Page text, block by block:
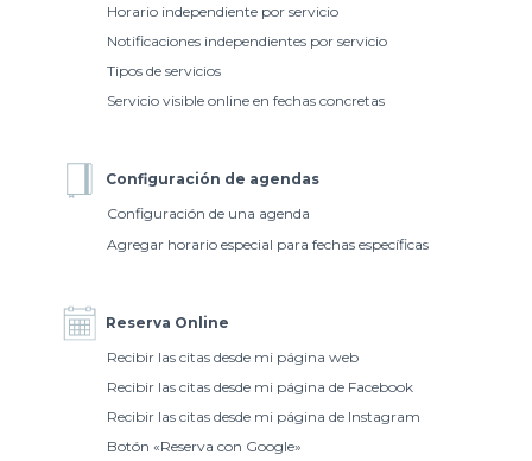
Horario independiente por servicio
Notificaciones independientes por servicio
Tipos de servicios
Servicio visible online en fechas concretas
Configuración de agendas
Configuración de una agenda
Agregar horario especial para fechas específicas
Reserva Online
Recibir las citas desde mi página web
Recibir las citas desde mi página de Facebook
Recibir las citas desde mi página de Instagram
Botón «Reserva con Google»